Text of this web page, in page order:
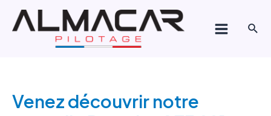
Aller
Menu
Venez découvrir notre
Navigation
de